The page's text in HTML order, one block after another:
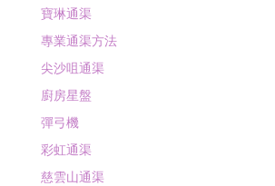
寶琳通渠
專業通渠方法
尖沙咀通渠
廚房星盤
彈弓機
彩虹通渠
慈雲山通渠